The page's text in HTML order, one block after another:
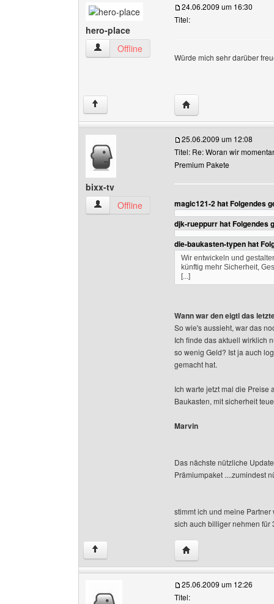
hero-place
hero-place Benutzer-Profile anzeigen
Offline
24.06.2009 um 16:30
Titel:
Würde mich sehr darüber
↑ Website dieses
bixx-tv
bixx-tv Benutzer-Profile anzeigen
Offline
25.06.2009 um 12:08
Titel: Re: Woran wir
Premium Pakete
magic121-2 hat Folgendes
djk-rueppurr hat Folgendes
die-baukasten-typen hat
Wir entwickeln und
künftig mehr Sicherheit,
[...]
Wann war den eigtl das
So wie's aussieht, war das
Ich finde das aktuell wirklich
so wenig Geld? Ist ja auch
gemacht hat.
Ich warte jetzt mal die Preise
Baukasten, mit sicherheit
Marvin
Das nächste nützliche
Prämiumpaket ....zumindest
stimmt ich und meine
sich auch billiger nehmen für
↑ Website dieses
25.06.2009 um 12:26
Titel: